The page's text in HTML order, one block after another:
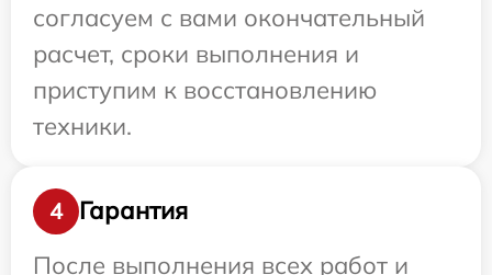
согласуем с вами окончательный
расчет, сроки выполнения и
приступим к восстановлению
техники.
4
Гарантия
После выполнения всех работ и